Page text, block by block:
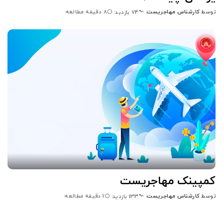
ارسال
توسط
توسط کارشناس مهاجریست 74 بازدید 8 دقیقه مطالعه
کمپینک مهاجریست
ارسال
توسط کارشناس مهاجریست 133 بازدید 1 دقیقه مطالعه